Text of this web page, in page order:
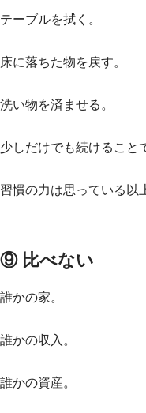
テーブルを拭く。
床に落ちた物を戻す。
洗い物を済ませる。
少しだけでも続けること
習慣の力は思っている以
⑨ 比べない
誰かの家。
誰かの収入。
誰かの資産。